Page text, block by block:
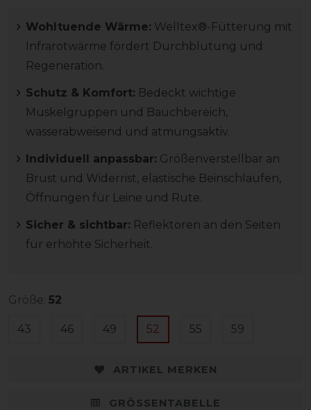
Wohltuende Wärme: Welltex®-Fütterung mit
Infrarotwärme fördert Durchblutung und
Regeneration.
Schutz & Komfort: Bedeckt wichtige
Muskelgruppen und Bauchbereich,
wasserabweisend und atmungsaktiv.
Individuell anpassbar: Größenverstellbar an
Brust und Widerrist, elastische Beinschlaufen,
Öffnungen für Leine und Rute.
Sicher & sichtbar: Reflektoren an den Seiten
für erhöhte Sicherheit.
Größe: 52
43 46 49 52 55 59
ARTIKEL MERKEN
GRÖSSENTABELLE